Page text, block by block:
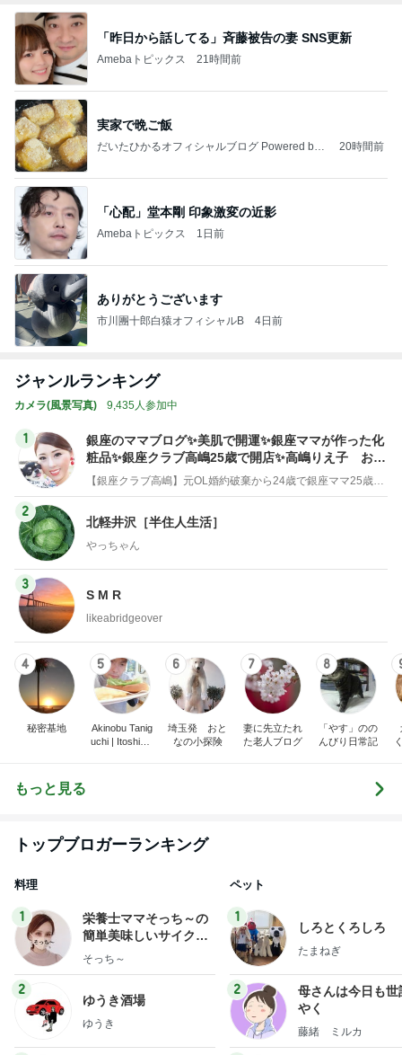
「昨日から話してる」斉藤被告の妻 SNS更新
Amebaトピックス 21時間前
実家で晩ご飯
だいたひかるオフィシャルブログ Powered by
20時間前
「心配」堂本剛 印象激変の近影
Amebaトピックス 1日前
ありがとうございます
市川團十郎白猿オフィシャルB 4日前
ジャンルランキング
カメラ(風景写真) 9,435人参加中
1
銀座のママブログ✨美肌で開運✨銀座ママが作った化
粧品✨銀座クラブ高嶋25歳で開店✨高嶋りえ子 お着
物でエルメス バーキン コーデ
【銀座クラブ高嶋】元OL婚約破棄から24歳で銀座ママ25歳でオーナーママ銀座 美肌で開運♡パワースポット巡り高嶋りえ子ブログ
2
北軽井沢［半住人生活］
やっちゃん
3
S M R
likeabridgeover
4
秘密基地
5
Akinobu Tanig
uchi | Itoshima
6
埼玉発 おと
なの小探険
7
妻に先立たれ
た老人ブログ
8
「やす」のの
んびり日常記
もっと見る
トップブロガーランキング
料理
1
栄養士ママそっち～の
簡単美味しいサイクル
献立
そっち～
2
ゆうき酒場
ゆうき
ペット
1
しろとくろしろ
たまねぎ
2
母さんは今日も世
やく
藤緒 ミルカ